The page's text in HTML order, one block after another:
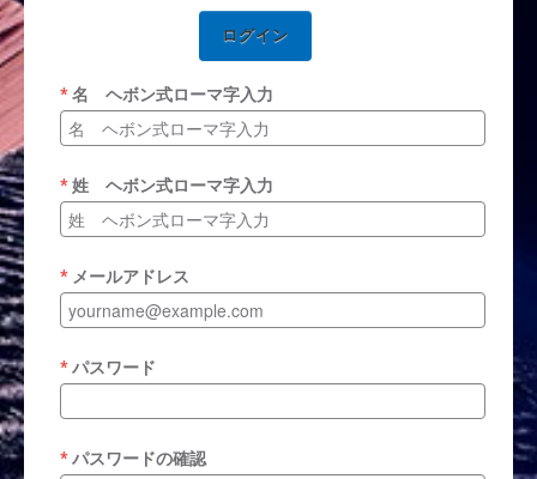
ログイン
名 ヘボン式ローマ字入力
姓 ヘボン式ローマ字入力
メールアドレス
パスワード
パスワードの確認